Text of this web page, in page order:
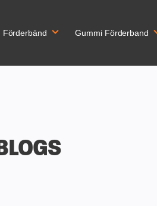
Förderbänd Gummi Förderband